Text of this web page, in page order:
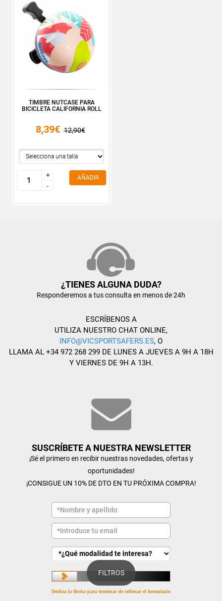
FILTROS
TIMBRE NUTCASE PARA
BICICLETA CALIFORNIA ROLL
8,39€ 12,90€
+
-
+
-
AÑADIR
¿TIENES ALGUNA DUDA?
Responderemos a tus consulta en menos de 24h
ESCRÍBENOS A
UTILIZA NUESTRO CHAT ONLINE,
INFO@VICSPORTSAFERS.ES, O
LLAMA AL +34 972 268 299 DE LUNES A JUEVES A 9H A 18H
Y VIERNES DE 9H A 13H.
SUSCRÍBETE A NUESTRA NEWSLETTER
¡Sé el primero en recibir nuestras novedades, ofertas y
oportunidades!
¡CONSIGUE UN 10% DE DTO EN TU PRÓXIMA COMPRA!
Desliza la flecha para terminar de rellenar el formulario